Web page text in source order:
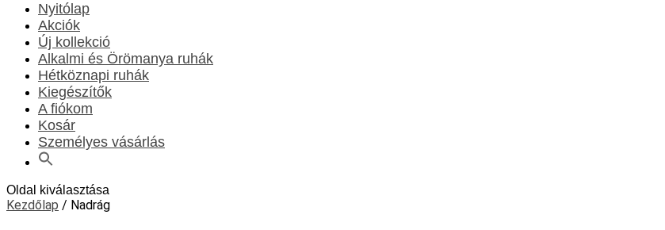
Nyitólap
Akciók
Új kollekció
Alkalmi és Örömanya ruhák
Hétköznapi ruhák
Kiegészítők
A fiókom
Kosár
Személyes vásárlás
Oldal kiválasztása
Kezdőlap / Nadrág